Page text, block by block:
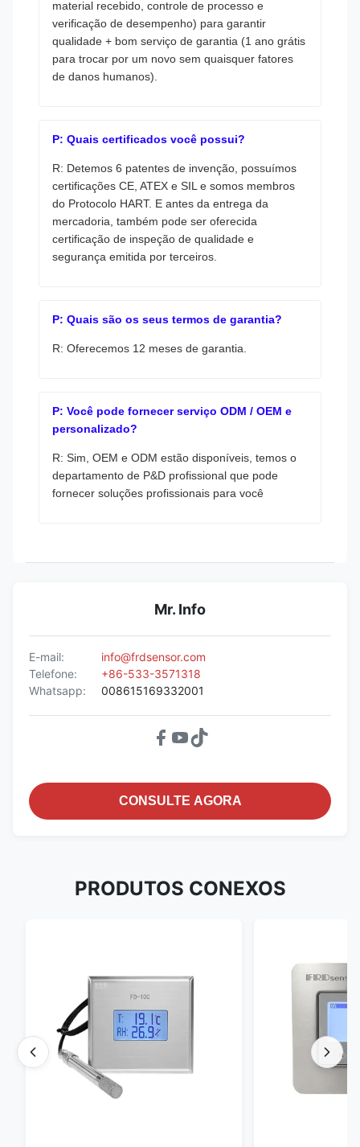
material recebido, controle de processo e
verificação de desempenho) para garantir
qualidade + bom serviço de garantia (1 ano grátis
para trocar por um novo sem quaisquer fatores
de danos humanos).
P: Quais certificados você possui?
R: Detemos 6 patentes de invenção, possuímos
certificações CE, ATEX e SIL e somos membros
do Protocolo HART. E antes da entrega da
mercadoria, também pode ser oferecida
certificação de inspeção de qualidade e
segurança emitida por terceiros.
P: Quais são os seus termos de garantia?
R: Oferecemos 12 meses de garantia.
P: Você pode fornecer serviço ODM / OEM e
personalizado?
R: Sim, OEM e ODM estão disponíveis, temos o
departamento de P&D profissional que pode
fornecer soluções profissionais para você
Mr. Info
E-mail:
info@frdsensor.com
Telefone:
+86-533-3571318
Whatsapp:
008615169332001
CONSULTE AGORA
PRODUTOS CONEXOS